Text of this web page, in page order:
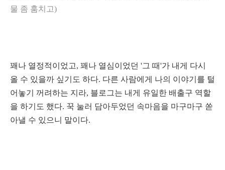
물 좀 훔치고)
꽤나 열정적이었고, 꽤나 열심이었던 '그 때'가 내게 다시
올 수 있을까 싶기도 하다. 다른 사람에게 나의 이야기를 털
어놓기 꺼려하는 지라, 블로그는 내게 유일한 배출구 역할
을 하기도 했다. 꾹 눌러 담아두었던 속마음을 마구마구 쏟
아낼 수 있으니 말이다.